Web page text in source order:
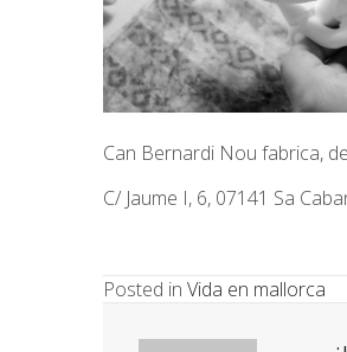
Can Bernardi Nou fabrica,
C/ Jaume I, 6, 07141 Sa
Posted in Vida en mallorca